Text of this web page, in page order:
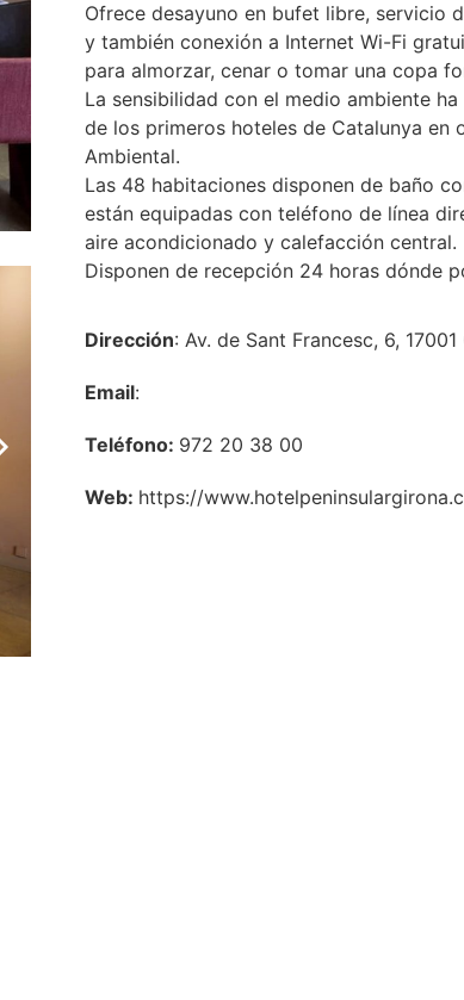
Ofrece desayuno en bufet libre, servicio
y también conexión a Internet Wi-Fi
para almorzar, cenar o tomar una copa
La sensibilidad con el medio ambiente
de los primeros hoteles de Catalunya en
Ambiental.
Las 48 habitaciones disponen de baño
están equipadas con teléfono de línea
aire acondicionado y calefacción central.
Disponen de recepción 24 horas dónde
Dirección: Av. de Sant Francesc, 6, 17001
Email:
Teléfono: 972 20 38 00
Web: https://